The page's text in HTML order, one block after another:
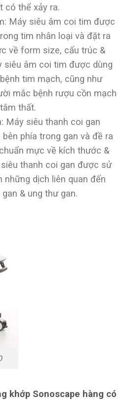
có thể xảy ra.
Máy siêu âm coi tim được
tim nhân loại và đặt ra
về form size, cấu trúc &
siêu âm coi tim được dùng
tim mạch, cũng như
mắc bệnh rượu cồn mạch
thất.
Máy siêu thanh coi gan
phía trong gan và đề ra
mực về kích thước &
thanh coi gan được sử
những dịch liên quan đến
& ung thư gan.
khớp Sonoscape hàng có